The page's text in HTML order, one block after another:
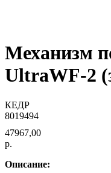
Механизм
UltraWF-2
КЕДР
8019494
47967,00
р.
Описание: